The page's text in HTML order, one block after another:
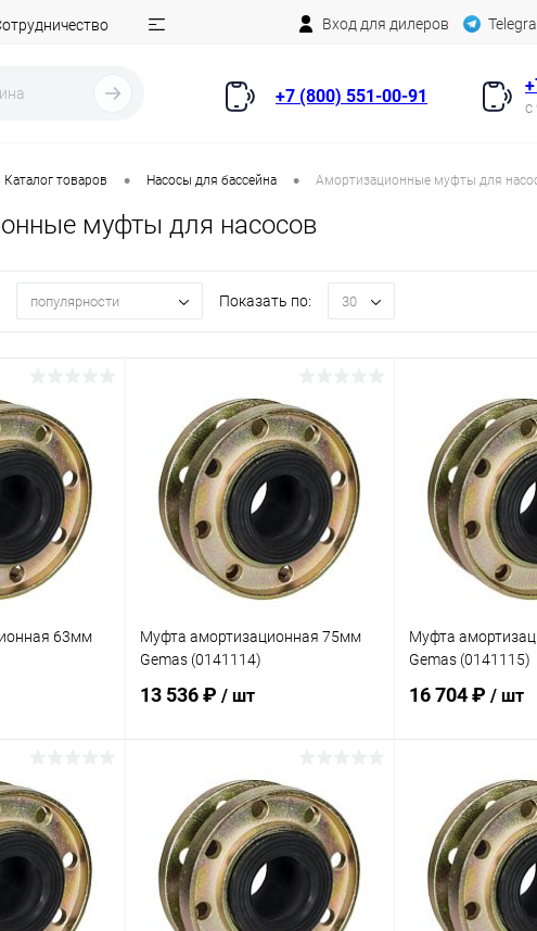
Вход для дилеров
+7 (800) 551-00-91
с
Каталог товаров • Насосы для бассейна • Амортизационные муфты для
муфты для насосов
популярности Показать по: 30
63мм
В наличии
Муфта амортизационная 75мм
Gemas (0141114)
13 536 ₽ / шт
В корзину
В избранное
К сравнению В наличии
Муфта
Gemas (0141115)
16 704 ₽ / шт
В
В избранное
К сравнению